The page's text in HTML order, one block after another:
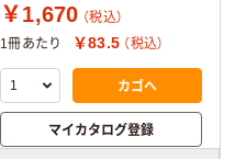
￥1,670 （税込）
1冊あたり
￥83.5 （税込）
カゴへ
マイカタログ登録